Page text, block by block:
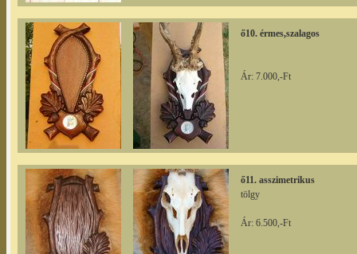
ő10. érmes,szalagos
Ár: 7.000,-Ft
ő11. asszimetrikus
tölgy
Ár: 6.500,-Ft